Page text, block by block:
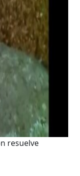
resuelve